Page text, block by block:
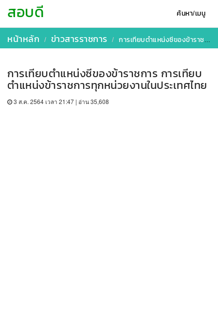
ค้นหา/เมนู
สอบดี
หน้าหลัก ข่าวสารราชการ การเทียบตำแหน่งซีของข้าราชการ การเทียบตำแหน่งข้าราชการทุกหน่วยงานในประเทศไทย
การเทียบตำแหน่งซีของข้าราชการ การเทียบ
ตำแหน่งข้าราชการทุกหน่วยงานในประเทศไทย
3 ส.ค. 2564 เวลา 21:47 | อ่าน 35,608